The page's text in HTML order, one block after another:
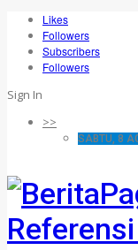
Likes
Followers
Subscribers
Followers
Sign In
>>
SABTU, 8